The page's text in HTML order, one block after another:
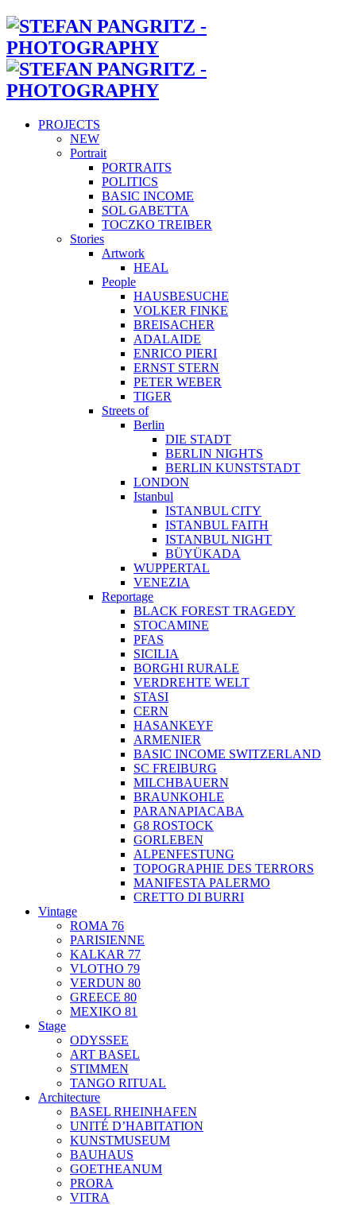
PROJECTS
NEW
Portrait
PORTRAITS
POLITICS
BASIC INCOME
SOL GABETTA
TOCZKO TREIBER
Stories
Artwork
HEAL
People
HAUSBESUCHE
VOLKER FINKE
BREISACHER
ADALAIDE
ENRICO PIERI
ERNST STERN
PETER WEBER
TIGER
Streets of
Berlin
DIE STADT
BERLIN NIGHTS
BERLIN KUNSTSTADT
LONDON
Istanbul
ISTANBUL CITY
ISTANBUL FAITH
ISTANBUL NIGHT
BÜYÜKADA
WUPPERTAL
VENEZIA
Reportage
BLACK FOREST TRAGEDY
STOCAMINE
PFAS
SICILIA
BORGHI RURALE
VERDREHTE WELT
STASI
CERN
HASANKEYF
ARMENIER
BASIC INCOME SWITZERLAND
SC FREIBURG
MILCHBAUERN
BRAUNKOHLE
PARANAPIACABA
G8 ROSTOCK
GORLEBEN
ALPENFESTUNG
TOPOGRAPHIE DES TERRORS
MANIFESTA PALERMO
CRETTO DI BURRI
Vintage
ROMA 76
PARISIENNE
KALKAR 77
VLOTHO 79
VERDUN 80
GREECE 80
MEXIKO 81
Stage
ODYSSEE
ART BASEL
STIMMEN
TANGO RITUAL
Architecture
BASEL RHEINHAFEN
UNITÉ D’HABITATION
KUNSTMUSEUM
BAUHAUS
GOETHEANUM
PRORA
VITRA